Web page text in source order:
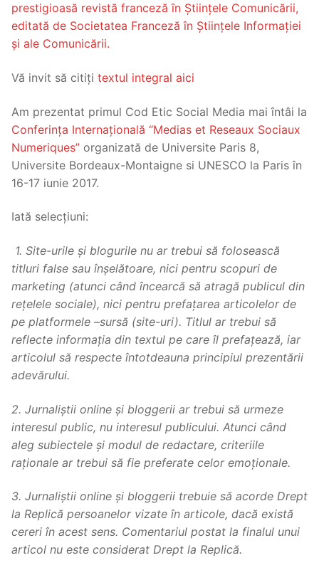
prestigioasă revistă franceză în Științele Comunicării,
editată de Societatea Franceză în Științele Informației
și ale Comunicării.
Vă invit să citiți textul integral aici
Am prezentat primul Cod Etic Social Media mai întâi la
Conferința Internațională “Medias et Reseaux Sociaux
Numeriques” organizată de Universite Paris 8,
Universite Bordeaux-Montaigne si UNESCO la Paris în
16-17 iunie 2017.
Iată selecțiuni:
1. Site-urile și blogurile nu ar trebui să folosească
titluri false sau înșelătoare, nici pentru scopuri de
marketing (atunci când încearcă să atragă publicul din
rețelele sociale), nici pentru prefațarea articolelor de
pe platformele –sursă (site-uri). Titlul ar trebui să
reflecte informația din textul pe care îl prefațează, iar
articolul să respecte întotdeauna principiul prezentării
adevărului.
2. Jurnaliștii online și bloggerii ar trebui să urmeze
interesul public, nu interesul publicului. Atunci când
aleg subiectele și modul de redactare, criteriile
raționale ar trebui să fie preferate celor emoționale.
3. Jurnaliștii online și bloggerii trebuie să acorde Drept
la Replică persoanelor vizate în articole, dacă există
cereri în acest sens. Comentariul postat la finalul unui
articol nu este considerat Drept la Replică.